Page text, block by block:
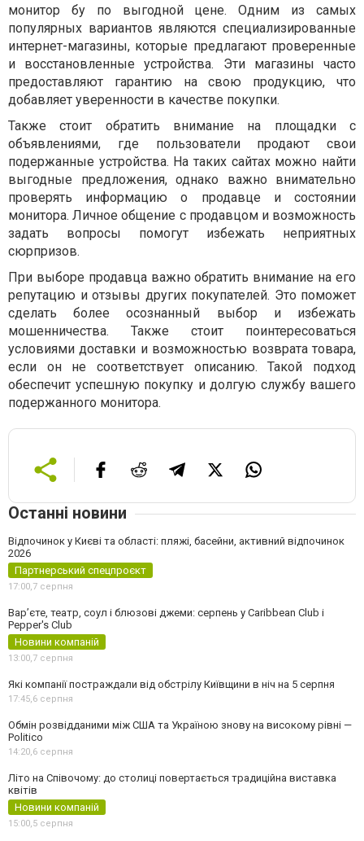
монитор бу по выгодной цене. Одним из самых
популярных вариантов являются специализированные
интернет-магазины, которые предлагают проверенные
и восстановленные устройства. Эти магазины часто
предоставляют гарантию на свою продукцию, что
добавляет уверенности в качестве покупки.
Также стоит обратить внимание на площадки с
объявлениями, где пользователи продают свои
подержанные устройства. На таких сайтах можно найти
выгодные предложения, однако важно внимательно
проверять информацию о продавце и состоянии
монитора. Личное общение с продавцом и возможность
задать вопросы помогут избежать неприятных
сюрпризов.
При выборе продавца важно обратить внимание на его
репутацию и отзывы других покупателей. Это поможет
сделать более осознанный выбор и избежать
мошенничества. Также стоит поинтересоваться
условиями доставки и возможностью возврата товара,
если он не соответствует описанию. Такой подход
обеспечит успешную покупку и долгую службу вашего
подержанного монитора.
Останні новини
Відпочинок у Києві та області: пляжі, басейни, активний відпочинок
2026
Партнерський спецпроєкт
17:00, 7 серпня
Вар’єте, театр, соул і блюзові джеми: серпень у Caribbean Club і
Pepper's Club
Новини компаній
13:00, 7 серпня
Які компанії постраждали від обстрілу Київщини в ніч на 5 серпня
17:45, 6 серпня
Обмін розвідданими між США та Україною знову на високому рівні —
Politico
14:20, 6 серпня
Літо на Співочому: до столиці повертається традиційна виставка
квітів
Новини компаній
15:00, 5 серпня